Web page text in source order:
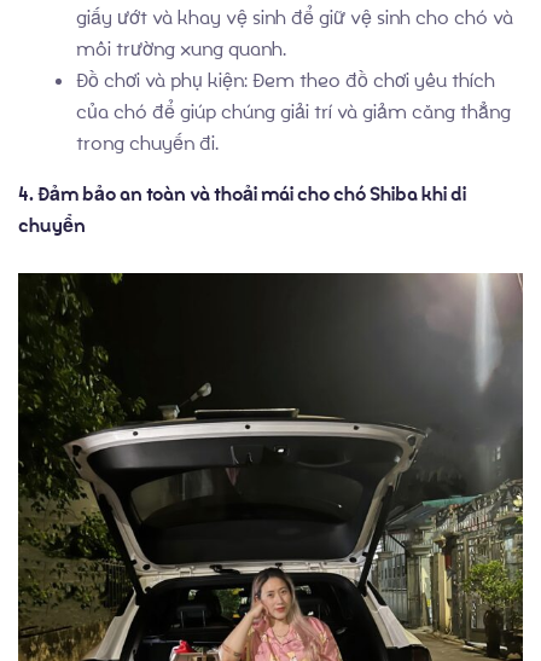
giấy ướt và khay vệ sinh để giữ vệ sinh cho chó và
môi trường xung quanh.
Đồ chơi và phụ kiện: Đem theo đồ chơi yêu thích
của chó để giúp chúng giải trí và giảm căng thẳng
trong chuyến đi.
4. Đảm bảo an toàn và thoải mái cho chó Shiba khi di
chuyển